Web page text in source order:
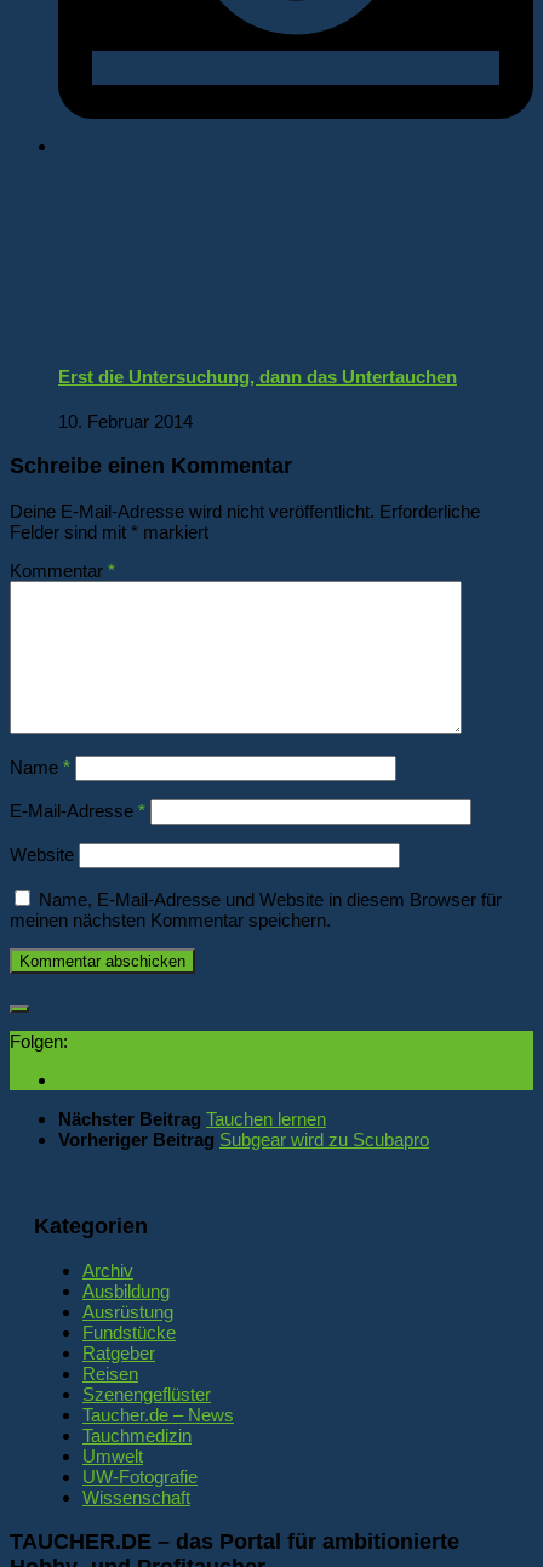
Erst die Untersuchung, dann das Untertauchen
10. Februar 2014
Schreibe einen Kommentar
Deine E-Mail-Adresse wird nicht veröffentlicht. Erforderliche
Felder sind mit * markiert
Kommentar *
Name *
E-Mail-Adresse *
Website
Name, E-Mail-Adresse und Website in diesem Browser für
meinen nächsten Kommentar speichern.
Folgen:
Nächster Beitrag Tauchen lernen
Vorheriger Beitrag Subgear wird zu Scubapro
Kategorien
Archiv
Ausbildung
Ausrüstung
Fundstücke
Ratgeber
Reisen
Szenengeflüster
Taucher.de – News
Tauchmedizin
Umwelt
UW-Fotografie
Wissenschaft
TAUCHER.DE – das Portal für ambitionierte